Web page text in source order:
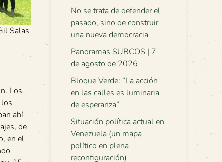
Salas
Los
los
ahí
de
en el
No se trata de defender el
pasado, sino de construir
una nueva democracia
Panoramas SURCOS | 7
de agosto de 2026
Bloque Verde: “La acción
en las calles es luminaria
de esperanza”
Situación política actual en
Venezuela (un mapa
político en plena
reconfiguración)